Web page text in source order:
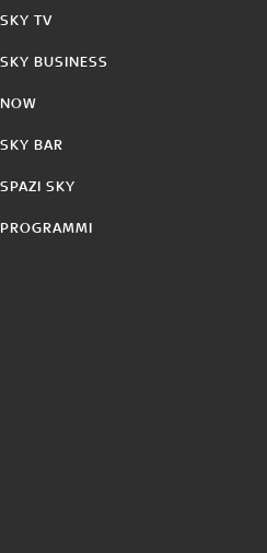
SKY TV
SKY BUSINESS
NOW
SKY BAR
SPAZI SKY
PROGRAMMI